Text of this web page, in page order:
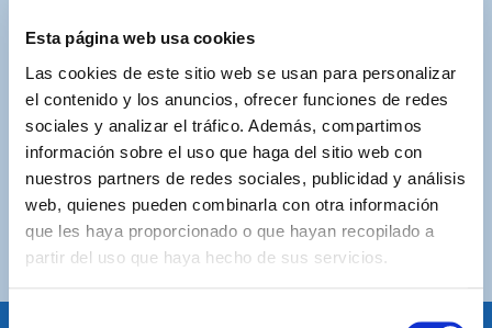
Esta página web usa cookies
Las cookies de este sitio web se usan para personalizar
el contenido y los anuncios, ofrecer funciones de redes
sociales y analizar el tráfico. Además, compartimos
información sobre el uso que haga del sitio web con
nuestros partners de redes sociales, publicidad y análisis
web, quienes pueden combinarla con otra información
que les haya proporcionado o que hayan recopilado a
partir del uso que haya hecho de sus servicios.
ASISTENCIA PERSONALIZADA
ENVÍOS GRATUITOS
Por compras superiores a 100€ (España peninsular)
COMPRAS SEGURAS
Plataforma de pago segura a través de tarjeta o
PayPal.